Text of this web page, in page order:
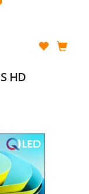
HD